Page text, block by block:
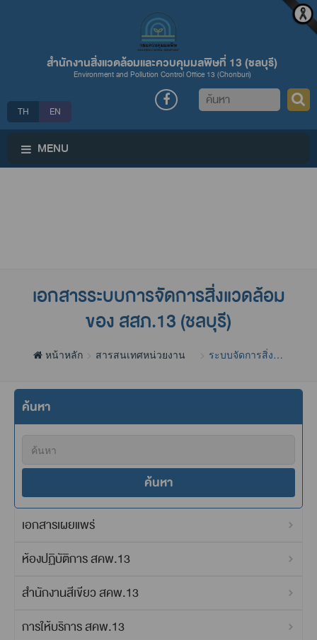
สำนักงานสิ่งแวดล้อมและควบคุมมลพิษที่ 13 (ชลบุรี)
Environment and Pollution Control Office 13 (Chonburi)
TH EN
ค้นหา
MENU
เอกสารระบบการจัดการสิ่งแวดล้อม
ของ สสภ.13 (ชลบุรี)
หน้าหลัก สารสนเทศหน่วยงาน
ระบบจัดการสิ่ง
ค้นหา
ค้นหา
เอกสารเผยแพร่
ห้องปฏิบัติการ สคพ.13
สำนักงานสีเขียว สคพ.13
การให้บริการ สคพ.13